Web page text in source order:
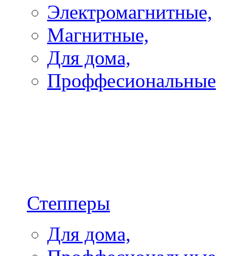
Электромагнитные,
Магнитные,
Для дома,
Проффесиональные
Степперы
Для дома,